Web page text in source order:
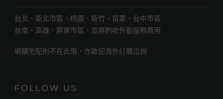
台北、新北市區、桃園、新竹、苗栗、台中市區
台南、高雄、屏東市區，並將酌收外勤服務費用
網購宅配則不在此限，亦歡迎海外訂購洽詢
FOLLOW US